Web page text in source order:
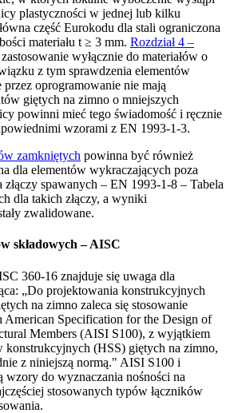
plastyczności w jednej lub kilku
część Eurokodu dla stali ograniczona
materiału t ≥ 3 mm. Rozdział 4 –
wyłącznie do materiałów o
z tym sprawdzenia elementów
przez oprogramowanie nie mają
giętych na zimno o mniejszych
powinni mieć tego świadomość i ręcznie
wzorami z EN 1993-1-3.
zamkniętych powinna być również
dla elementów wykraczających poza
złączy spawanych – EN 1993-1-8 – Tabela
dla takich złączy, a wyniki
zwalidowane.
składowych – AISC
360-16 znajduje się uwaga dla
„Do projektowania konstrukcyjnych
na zimno zaleca się stosowanie
Specification for the Design of
Members (AISI S100), z wyjątkiem
konstrukcyjnych (HSS) giętych na zimno,
z niniejszą normą." AISI S100 i
do wyznaczania nośności na
stosowanych typów łączników